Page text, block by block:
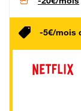
-5€/mois